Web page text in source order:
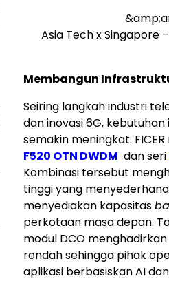
Asia Tech x Singapore
Membangun
Seiring langkah industri
dan inovasi 6G,
semakin meningkat.
F520 OTN DWDM dan seri
Kombinasi tersebut
tinggi yang
menyediakan kapasitas
perkotaan masa depan.
modul DCO
rendah sehingga pihak
aplikasi berbasiskan AI